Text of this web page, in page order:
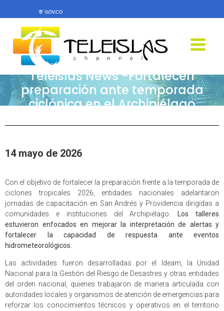
Teleislas News -Fortalecen
preparación ante temporada
ciclónica en el Archipiélago
14 mayo de 2026
Con el objetivo de fortalecer la preparación frente a la temporada de
ciclones tropicales 2026, entidades nacionales adelantaron
jornadas de capacitación en San Andrés y Providencia dirigidas a
comunidades e instituciones del Archipiélago.
Los talleres
estuvieron enfocados en mejorar la interpretación de alertas y
fortalecer la capacidad de respuesta ante eventos
hidrometeorológicos.
Las actividades fueron desarrolladas por el Ideam, la Unidad
Nacional para la Gestión del Riesgo de Desastres y otras entidades
del orden nacional, quienes trabajaron de manera articulada con
autoridades locales y organismos de atención de emergencias para
reforzar los conocimientos técnicos y operativos en el territorio